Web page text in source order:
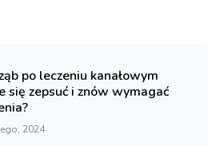
po leczeniu kanałowym
się zepsuć i znów wymagać
2024